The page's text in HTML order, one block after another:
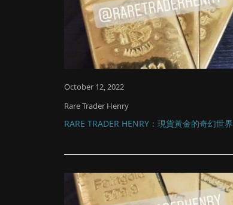
October 12, 2022
Rare Trader Henry
RARE TRADER HENRY：現貨黃金的奇幻世界